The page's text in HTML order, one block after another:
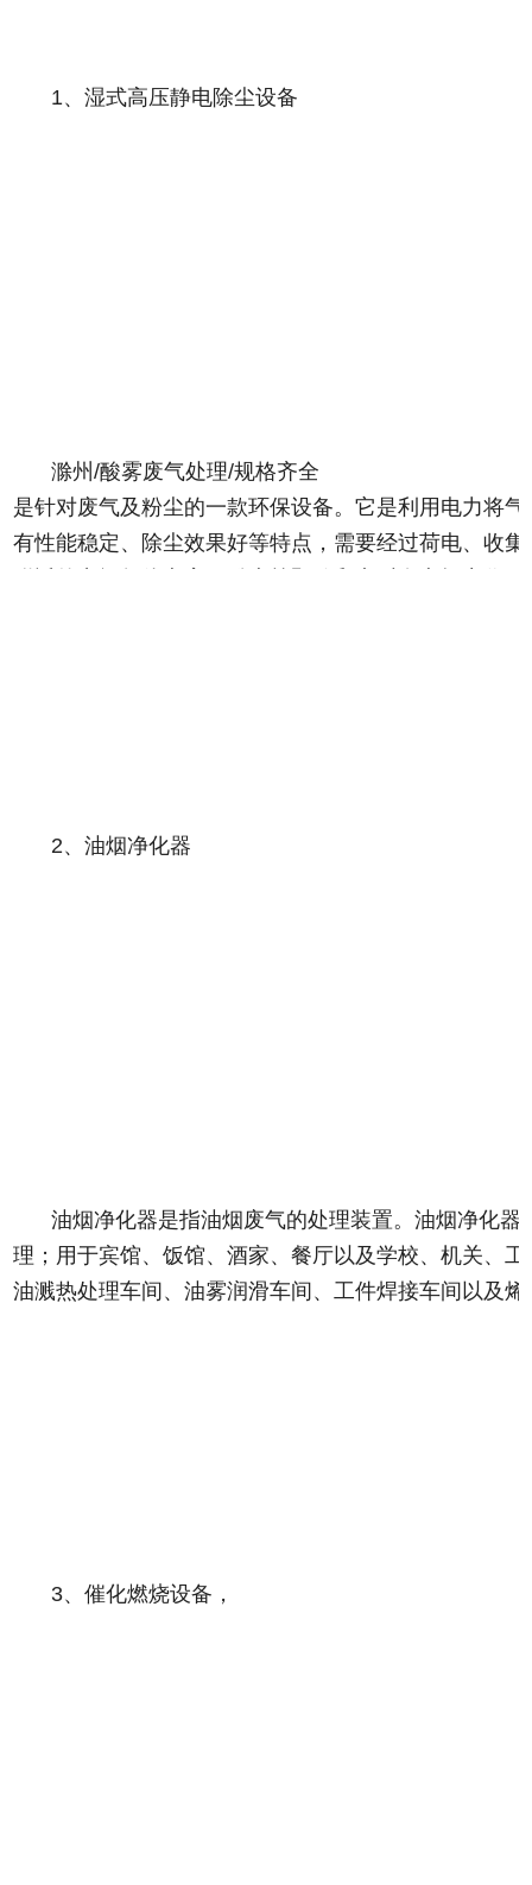
1、湿式高压静电除尘设备
滁州/酸雾废气处理/规格齐全
是针对废气及粉尘的一款环保设备。它是利用电力将
有性能稳定、除尘效果好等特点，需要经过荷电、收
2、油烟净化器
油烟净化器是指油烟废气的处理装置。油烟净化
理；用于宾馆、饭馆、酒家、餐厅以及学校、机关、
油溅热处理车间、油雾润滑车间、工件焊接车间以及
3、催化燃烧设备，